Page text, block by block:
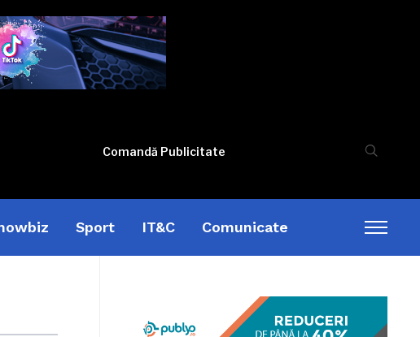
Comandă Publicitate
Sport IT&C Comunicate